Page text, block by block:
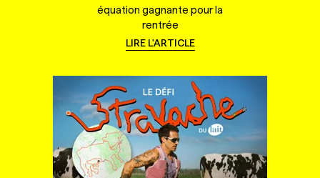
équation gagnante pour la
rentrée
LIRE L'ARTICLE